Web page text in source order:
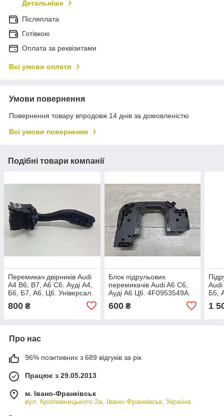
Детальніше
Післяплата
Готівкою
Оплата за реквізитами
Всі умови оплати
Умови повернення
Повернення товару впродовж 14 днів за домовленістю
Всі умови повернення
Подібні товари компанії
Перемикач двірників Audi
A4 B6, B7, A6 C6. Ауді А4,
Б6, Б7, А6, Ц6. Універсал.
800 ₴
Блок підрульових
перемикачів Audi A6 C6,
Ауді А6 Ц6. 4F0953549A.
600₴
Audi
Б5,
1
Про нас
96% позитивних з 689 відгуків за рік
Працює з 29.05.2013
м. Івано-Франківськ
вул. Кропивницького 2а, Івано-Франківськ, Україна